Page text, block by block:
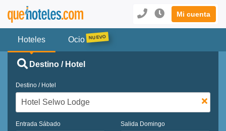
Mi cuenta
Hoteles Ocio
Destino / Hotel
Destino / Hotel
Entrada Sábado Salida Domingo